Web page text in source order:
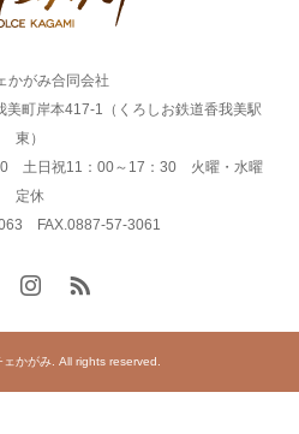
かがみ合同会社
町岸本417-1（くろしお鉄道香我美駅
東）
土日祝11：00～17：30 火曜・水曜
定休
FAX.0887-57-3061
かがみ. All rights reserved.